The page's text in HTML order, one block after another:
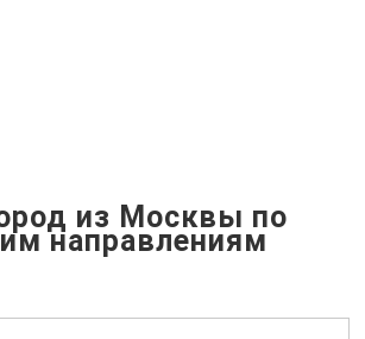
из Москвы по
направлениям